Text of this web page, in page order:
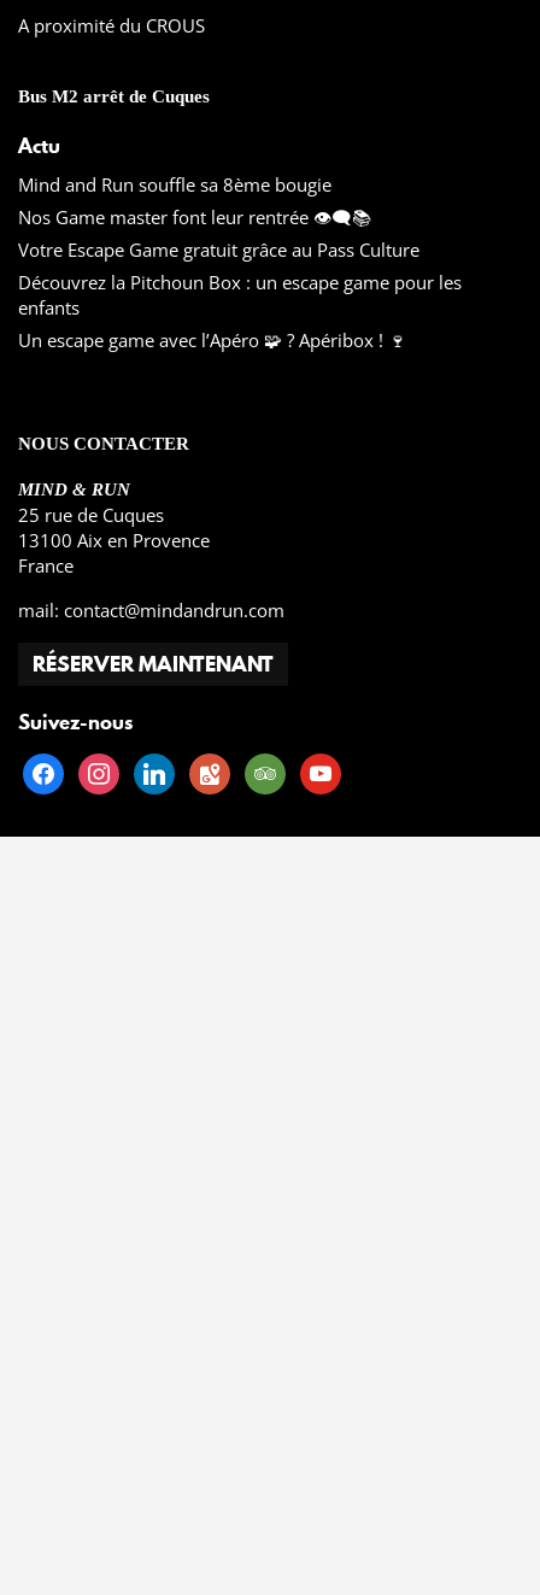
A proximité du CROUS
Bus M2 arrêt de Cuques
Actu
Mind and Run souffle sa 8ème bougie
Nos Game master font leur rentrée 👁️‍🗨️📚
Votre Escape Game gratuit grâce au Pass Culture
Découvrez la Pitchoun Box : un escape game pour les
enfants
Un escape game avec l’Apéro 🧩 ? Apéribox ! 🍷
NOUS CONTACTER
MIND & RUN
25 rue de Cuques
13100 Aix en Provence
France
mail: contact@mindandrun.com
RÉSERVER MAINTENANT
Suivez-nous
facebookinstagramlinkedingoogle-
maps
tripadvisor
youtube